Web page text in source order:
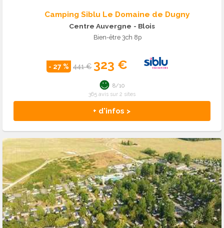
Camping Siblu Le Domaine de Dugny
Centre Auvergne - Blois
Bien-être 3ch 8p
- 27 % 441 € 323 €
+ d'infos >
8/10
365 avis sur 2 sites